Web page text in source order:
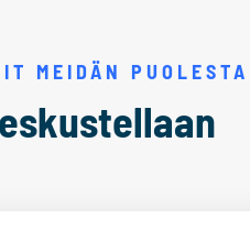
MEIDÄN PUOLESTA